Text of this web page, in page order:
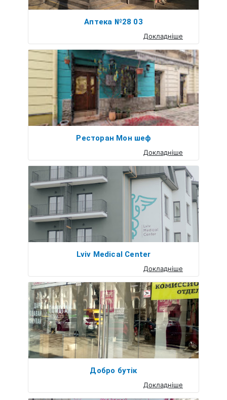
Аптека №28 03
Докладніше
Ресторан Мон шеф
Докладніше
Lviv Medical Center
Докладніше
Добро бутік
Докладніше